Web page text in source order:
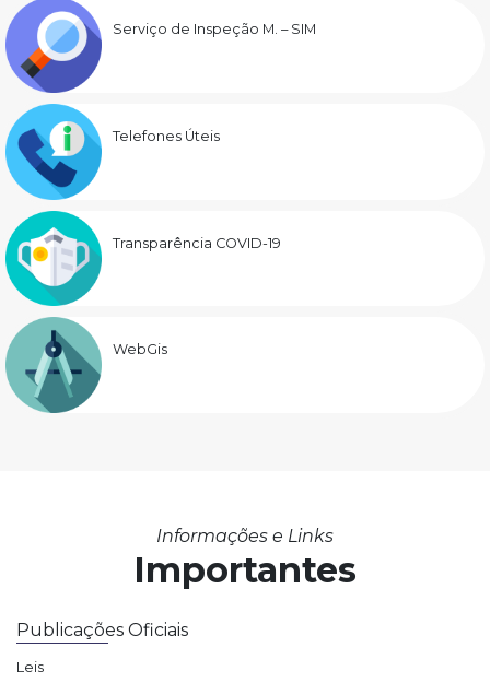
Serviço de Inspeção M. – SIM
Telefones Úteis
Transparência COVID-19
WebGis
Informações e Links
Importantes
Publicações Oficiais
Leis